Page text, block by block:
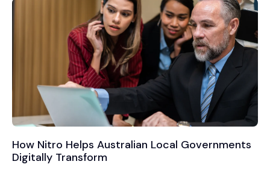
How Nitro Helps Australian Local Governments
Digitally Transform